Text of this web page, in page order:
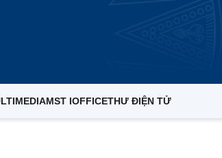
MST IOFFICETHƯ ĐIỆN TỬ